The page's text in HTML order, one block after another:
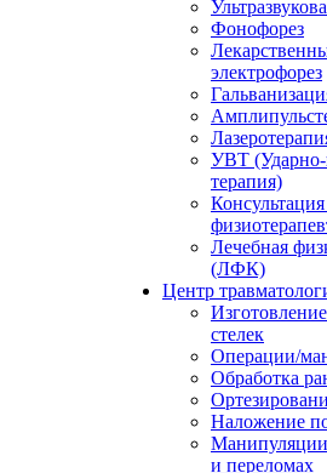
Фонофорез
электрофорез
УВТ (Ударно-
терапия)
Лечебная
(ЛФК)
Центр
стелек
Операции/
Обработка
Наложение
и переломах